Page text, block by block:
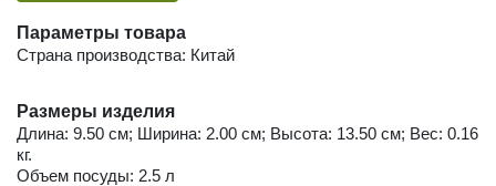
Параметры товара
Страна производства: Китай
Размеры изделия
Длина: 9.50 см; Ширина: 2.00 см; Высота: 13.50 см; Вес: 0.16
кг.
Объем посуды: 2.5 л